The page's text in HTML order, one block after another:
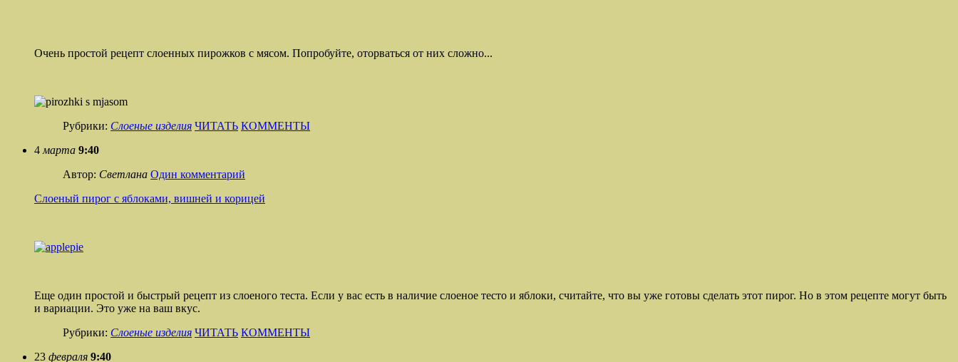
Очень простой рецепт слоенных пирожков с мясом. Попробуйте, оторваться от них сложно...
Рубрики: Слоеные изделия ЧИТАТЬ КОММЕНТЫ
4 марта 9:40
Автор: Светлана Один комментарий
Слоеный пирог с яблоками, вишней и корицей
Еще один простой и быстрый рецепт из слоеного теста. Если у вас есть в наличие слоеное тесто и яблоки, считайте, что вы уже готовы сделать этот пирог. Но в этом рецепте могут быть
и вариации. Это уже на ваш вкус.
Рубрики: Слоеные изделия ЧИТАТЬ КОММЕНТЫ
23 февраля 9:40